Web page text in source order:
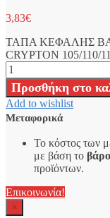
3,83€
ΤΑΠΑ ΚΕΦΑΛΗΣ
CRYPTON 105/110/
Προσθήκη στο
Add to wishlist
Μεταφορικά
Το κόστος των
με βάση το
προϊόντων.
Επικοινωνία!
×